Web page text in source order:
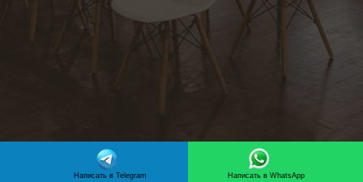
Написать в Telegram Написать в WhatsApp